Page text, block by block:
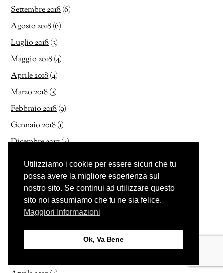
Settembre 2018(6)
Agosto 2018(6)
Luglio 2018(3)
Maggio 2018(4)
Aprile 2018(4)
Marzo 2018(5)
Febbraio 2018(9)
Gennaio 2018(1)
Dicembre 2017(4)
Novembre 2017
(4)
Ottobre 2017(5)
Settembre 2017(2)
Agosto 2017(1)
Utilizziamo i cookie per essere sicuri che tu
possa avere la migliore esperienza sul
nostro sito. Se continui ad utilizzare questo
sito noi assumiamo che tu ne sia felice.
Maggiori Informazioni
Ok, Va Bene